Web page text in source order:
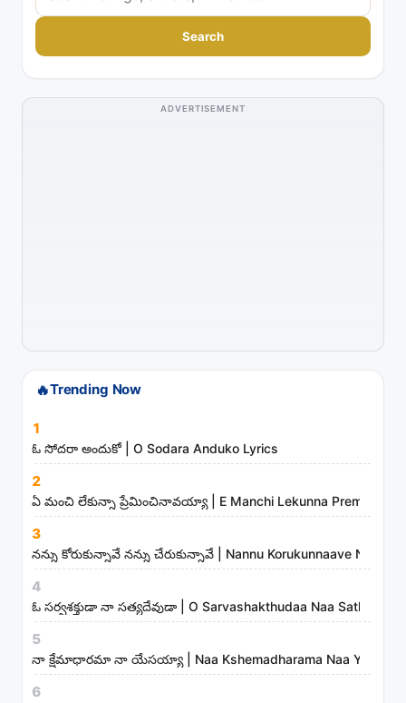
e
r
h
t
a
n
d
m
i
n
i
s
t
r
i
e
Search
ADVERTISEMENT
🔥Trending Now
1
ఓ సోదరా అందుకో | O Sodara Anduko Lyrics
2
ఏ మంచి లేకున్నా ప్రేమించినావయ్యా | E Manchi Lekunna
3
నన్ను కోరుకున్నావే నన్ను చేరుకున్నావే | Nannu Korukunnaave Nannu
4
ఓ సర్వశక్తుడా నా సత్యదేవుడా | O Sarvashakthudaa Naa
5
నా క్షేమాధారమా నా యేసయ్యా | Naa Kshemadharama Naa Yesayya
6